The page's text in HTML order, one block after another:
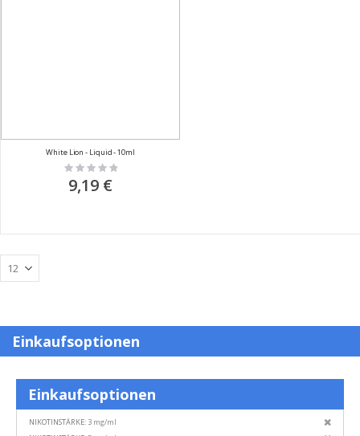
White Lion - Liquid - 10ml
Rating:
0%
9,19 €
Einkaufsoptionen
Einkaufsoptionen
NIKOTINSTÄRKE 3 mg/ml
Diesen